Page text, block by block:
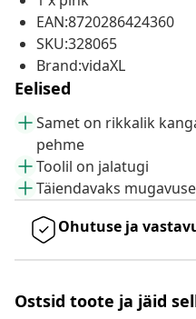
EAN:8720286424360
SKU:328065
Brand:vidaXL
Eelised
Samet on rikkalik
pehme
Toolil on jalatugi
Täiendavaks
Ohutuse ja
Ostsid toote ja jäid